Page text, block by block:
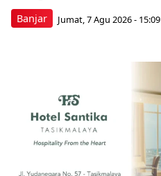
Banjar Jumat, 7 Agu 2026 - 15:09